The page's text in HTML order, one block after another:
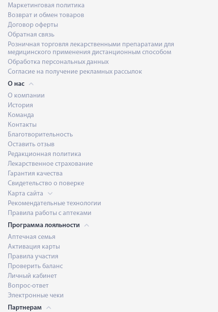
Маркетинговая политика
Возврат и обмен товаров
Договор оферты
Обратная связь
Розничная торговля лекарственными препаратами для
медицинского применения дистанционным способом
Обработка персональных данных
Согласие на получение рекламных рассылок
О нас
О компании
История
Команда
Контакты
Благотворительность
Оставить отзыв
Редакционная политика
Лекарственное страхование
Гарантия качества
Свидетельство о поверке
Карта сайта
Рекомендательные технологии
Правила работы с аптеками
Программа лояльности
Аптечная семья
Активация карты
Правила участия
Проверить баланс
Личный кабинет
Вопрос-ответ
Электронные чеки
Партнерам